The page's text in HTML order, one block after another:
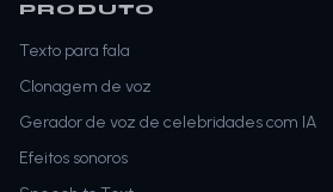
PRODUTO
Texto para fala
Clonagem de voz
Gerador de voz de celebridades com IA
Efeitos sonoros